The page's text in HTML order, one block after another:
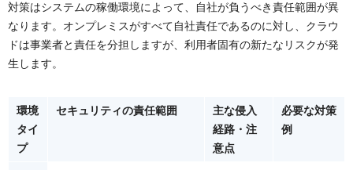
対策はシステムの稼働環境によって、自社が負うべき責任範囲が異
なります。オンプレミスがすべて自社責任であるのに対し、クラウ
ドは事業者と責任を分担しますが、利用者固有の新たなリスクが発
生します。
環境
タイ
プ
セキュリティの責任範囲
主な侵入
経路・注
意点
必要な対策
例